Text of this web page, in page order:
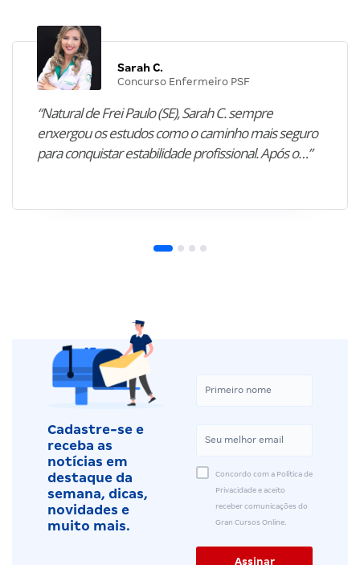
Sarah C.
Concurso Enfermeiro PSF
“Natural de Frei Paulo (SE), Sarah C. sempre
enxergou os estudos como o caminho mais seguro
para conquistar estabilidade profissional. Após o…”
Cadastre-se e
receba as
notícias em
destaque da
semana, dicas,
novidades e
muito mais.
Concordo com a Política de
Privacidade e aceito
receber comunicações do
Gran Cursos Online.